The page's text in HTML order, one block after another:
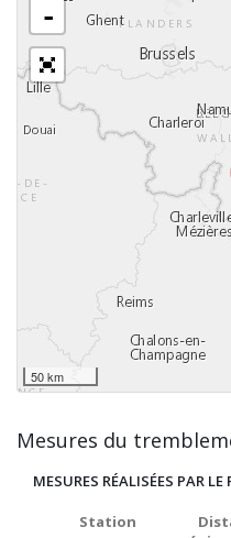
-
50 km
Mesures du
MESURES RÉALISÉES PAR
Station